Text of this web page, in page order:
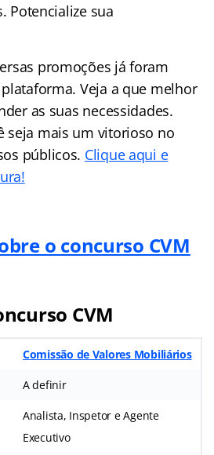
Potencialize sua
promoções já foram
Veja a que melhor
as suas necessidades.
seja mais um vitorioso no
públicos. Clique aqui e
o concurso CVM
CVM
Comissão de Valores Mobiliários
A definir
Analista, Inspetor e Agente
Executivo